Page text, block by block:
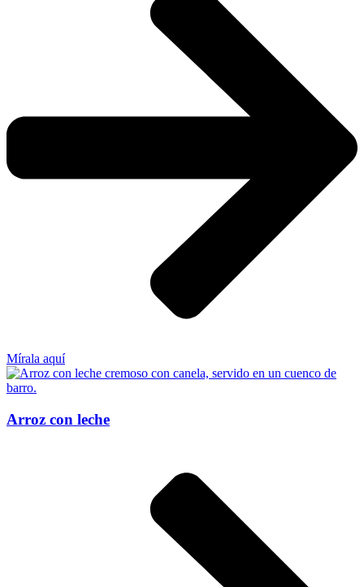
Mírala aquí
Arroz con leche